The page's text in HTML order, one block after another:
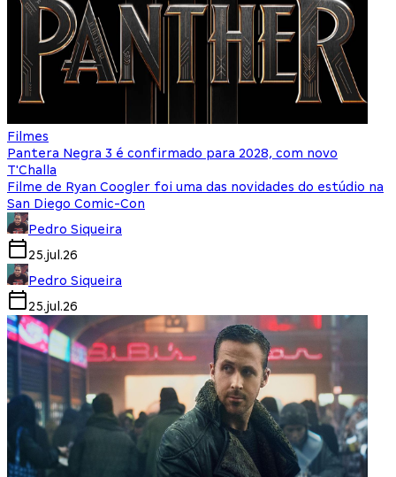
Filmes
Pantera Negra 3 é confirmado para 2028, com novo
T'Challa
Filme de Ryan Coogler foi uma das novidades do estúdio na
San Diego Comic-Con
Pedro Siqueira
25.jul.26
Pedro Siqueira
25.jul.26